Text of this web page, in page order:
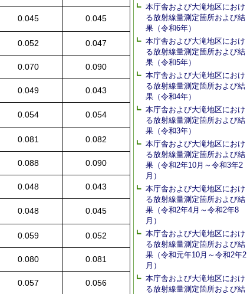
0.045 0.045
0.052 0.047
0.070 0.090
0.049 0.043
0.054 0.054
0.081 0.082
0.088 0.090
0.048 0.043
0.048 0.045
0.059 0.052
0.080 0.081
0.057
0.056
本庁舎および大滝地区におけ
る放射線量測定箇所および結
果（令和6年）
本庁舎および大滝地区におけ
る放射線量測定箇所および結
果（令和5年）
本庁舎および大滝地区におけ
る放射線量測定箇所および結
果（令和4年）
本庁舎および大滝地区におけ
る放射線量測定箇所および結
果（令和3年）
本庁舎および大滝地区におけ
る放射線量測定箇所および結
果（令和2年10月～令和3年2
月）
本庁舎および大滝地区におけ
る放射線量測定箇所および結
果（令和2年4月～令和2年8
月）
本庁舎および大滝地区におけ
る放射線量測定箇所および結
果（令和元年10月～令和2年2
月）
本庁舎および大滝地区におけ
る放射線量測定箇所および結